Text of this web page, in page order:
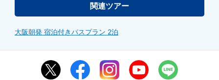
関連ツアー
大阪朝発 宿泊付きパスプラン 2泊